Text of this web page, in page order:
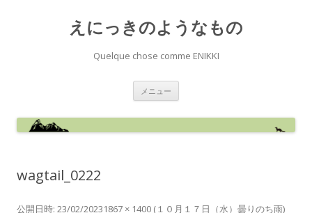
えにっきのようなもの
Quelque chose comme ENIKKI
メニュー
ン
へ
wagtail_0222
公開日時: 23/02/20231867 × 1400 (１０月１７日（水）曇りのち雨)